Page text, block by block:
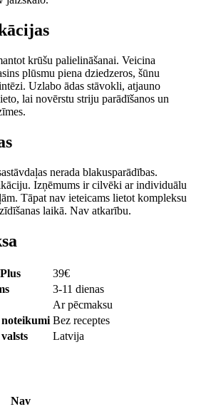
krūšu palielināšanai. Veicina
plūsmu piena dziedzeros, šūnu
Uzlabo ādas stāvokli, atjauno
lai novērstu striju parādīšanos un
nerada blakusparādības.
Izņēmums ir cilvēki ar individuālu
Tāpat nav ieteicams lietot kompleksu
laikā. Nav atkarību.
39€
3-11 dienas
Ar pēcmaksu
Bez receptes
Latvija
Nav